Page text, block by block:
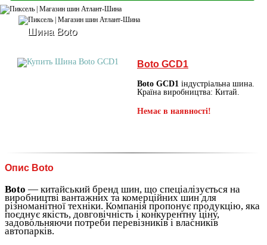
Шина Boto
Boto GCD1
Boto GCD1 індустріальна шина.
Країна виробництва: Китай.
Немає в наявності!
Опис Boto
Boto — китайський бренд шин, що спеціалізується на
виробництві вантажних та комерційних шин для
різноманітної техніки. Компанія пропонує продукцію, яка
поєднує якість, довговічність і конкурентну ціну,
задовольняючи потреби перевізників і власників
автопарків.